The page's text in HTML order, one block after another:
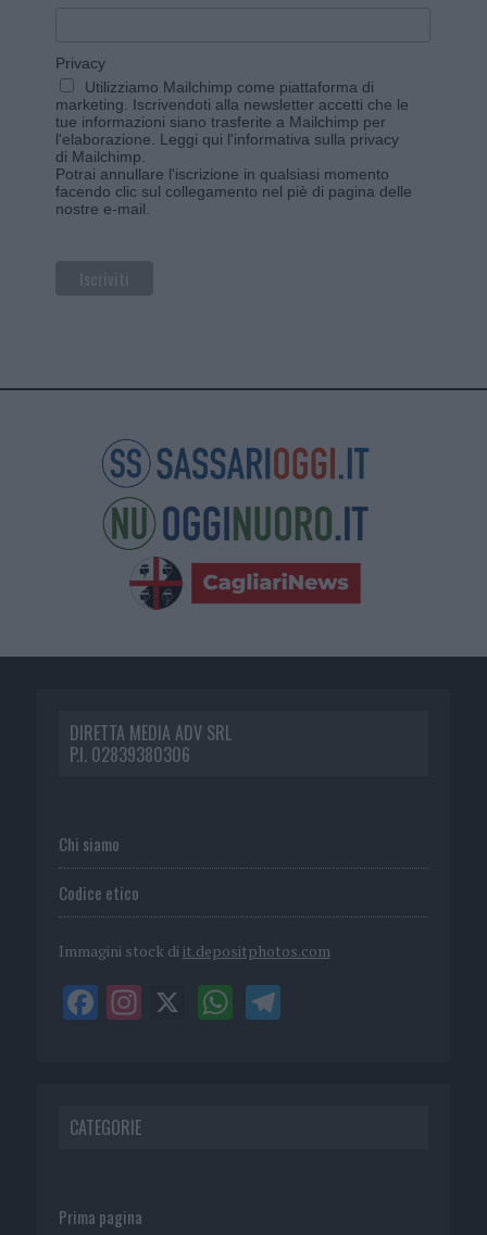
Privacy
Utilizziamo Mailchimp come piattaforma di
marketing. Iscrivendoti alla newsletter accetti che le
tue informazioni siano trasferite a Mailchimp per
l'elaborazione. Leggi qui l'informativa sulla privacy
di Mailchimp
Potrai annullare l'iscrizione in qualsiasi momento
facendo clic sul collegamento nel piè di pagina delle
nostre e-mail.
DIRETTA MEDIA ADV SRL
P.I. 02839380306
Chi siamo
Codice etico
Immagini stock di it.depositphotos.com
CATEGORIE
Prima pagina